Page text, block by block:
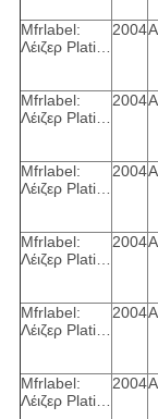
Mfrlabel:
Λέιζερ Plati…
2004
Mfrlabel:
Λέιζερ Plati…
2004
Mfrlabel:
Λέιζερ Plati…
2004
Mfrlabel:
Λέιζερ Plati…
2004
Mfrlabel:
Λέιζερ Plati…
2004
Mfrlabel:
Λέιζερ Plati…
2004